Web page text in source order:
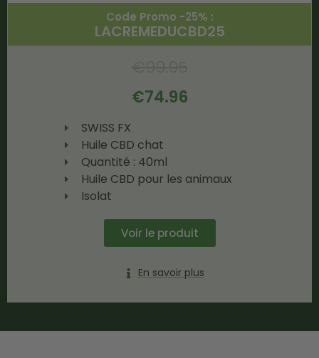
Code Promo -25% :
LACREMEDUCBD25
€74.96
SWISS FX
Huile CBD chat
Quantité : 40ml
Huile CBD pour les animaux
Isolat
Voir le produit
En savoir plus